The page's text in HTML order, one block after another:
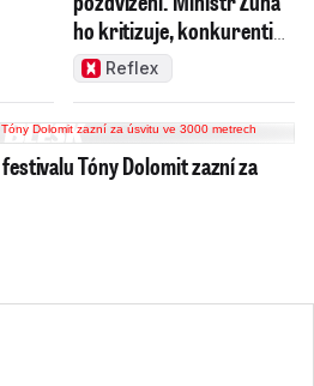
ho kritizuje, konkurenti
haní i chválí
Reflex
Tóny Dolomit zazní za